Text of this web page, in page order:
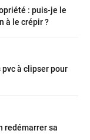
: puis-je le
à le crépir ?
à clipser pour
redémarrer sa